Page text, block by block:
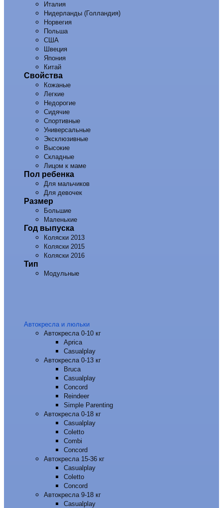
Италия
Нидерланды (Голландия)
Норвегия
Польша
США
Швеция
Япония
Китай
Свойства
Кожаные
Легкие
Недорогие
Сидячие
Спортивные
Универсальные
Эксклюзивные
Высокие
Складные
Лицом к маме
Пол ребенка
Для мальчиков
Для девочек
Размер
Большие
Маленькие
Год выпуска
Коляски 2013
Коляски 2015
Коляски 2016
Тип
Модульные
Автокресла и люльки
Автокресла 0-10 кг
Aprica
Casualplay
Автокресла 0-13 кг
Bruca
Casualplay
Concord
Reindeer
Simple Parenting
Автокресла 0-18 кг
Casualplay
Coletto
Combi
Concord
Автокресла 15-36 кг
Casualplay
Coletto
Concord
Автокресла 9-18 кг
Casualplay